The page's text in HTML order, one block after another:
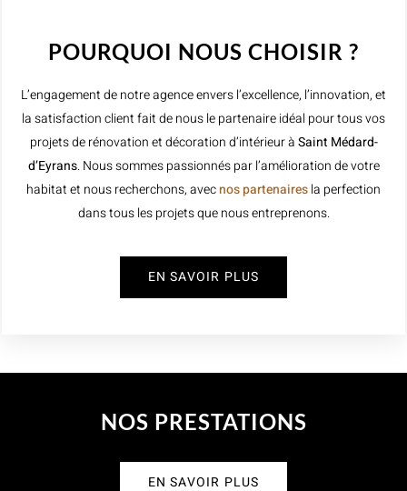
POURQUOI NOUS CHOISIR ?
L’engagement de notre agence envers l’excellence, l’innovation, et
la satisfaction client fait de nous le partenaire idéal pour tous vos
projets de rénovation et décoration d’intérieur àSaint Médard-
d’Eyrans. Nous sommes passionnés par l’amélioration de votre
habitat et nous recherchons, avecnos partenairesla perfection
dans tous les projets que nous entreprenons.
EN SAVOIR PLUS
NOS PRESTATIONS
EN SAVOIR PLUS